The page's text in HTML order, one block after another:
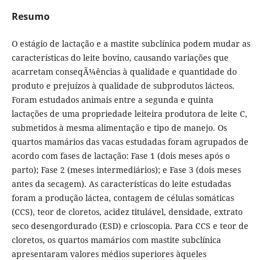
Resumo
O estágio de lactação e a mastite subclínica podem mudar as
características do leite bovino, causando variações que
acarretam conseqÃ¼ências à qualidade e quantidade do
produto e prejuízos à qualidade de subprodutos lácteos.
Foram estudados animais entre a segunda e quinta
lactações de uma propriedade leiteira produtora de leite C,
submetidos à mesma alimentação e tipo de manejo. Os
quartos mamários das vacas estudadas foram agrupados de
acordo com fases de lactação: Fase 1 (dois meses após o
parto); Fase 2 (meses intermediários); e Fase 3 (dois meses
antes da secagem). As características do leite estudadas
foram a produção láctea, contagem de células somáticas
(CCS), teor de cloretos, acidez titulável, densidade, extrato
seco desengordurado (ESD) e crioscopia. Para CCS e teor de
cloretos, os quartos mamários com mastite subclínica
apresentaram valores médios superiores àqueles